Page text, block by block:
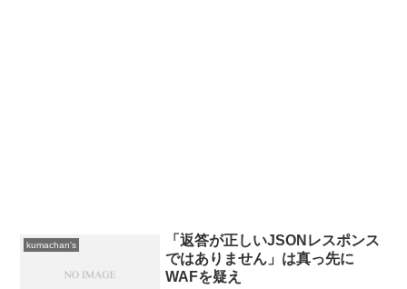
kumachan's
「返答が正しいJSONレスポンス
ではありません」は真っ先に
WAFを疑え